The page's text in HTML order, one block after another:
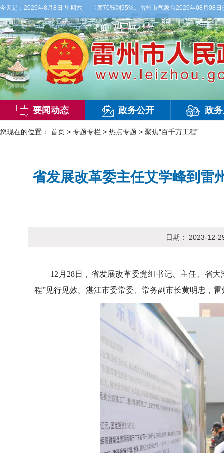
今天是： 2026年8月8日 星期六
到3级，气温26到35度，相对湿度70%到95%。雷州市气象台2026年08月08日傍
要闻动态 政务公开 政
您现在的位置： 首页 > 专题专栏 > 热点专题 > 聚焦“百千万工程”
省发展改革委主任艾学峰到雷
日期： 2023-12-
12月28日，省发展改革委党组书记、主任、省大
程”见行见效。湛江市委常委、常务副市长黄明忠，